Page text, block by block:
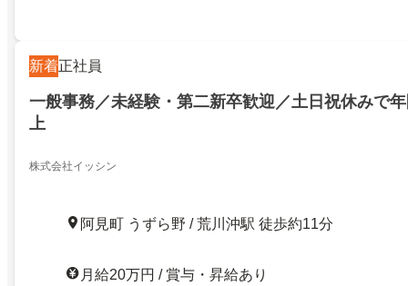
新着正社員
一般事務／未経験・第二新卒歓迎／土日祝休みで
上
株式会社イッシン
阿見町 うずら野 / 荒川沖駅 徒歩約11分
月給20万円 / 賞与・昇給あり